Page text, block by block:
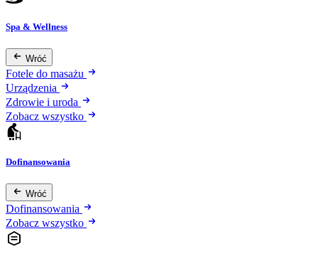
Spa & Wellness
Wróć
Fotele do masażu
Urządzenia
Zdrowie i uroda
Zobacz wszystko
Dofinansowania
Wróć
Dofinansowania
Zobacz wszystko